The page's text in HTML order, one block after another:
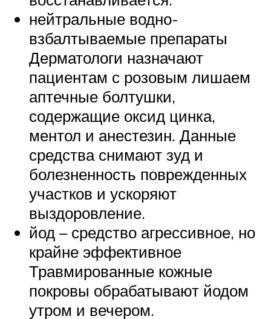
нейтральные водно-
взбалтываемые препараты
Дерматологи назначают
пациентам с розовым лишаем
аптечные болтушки,
содержащие оксид цинка,
ментол и анестезин. Данные
средства снимают зуд и
болезненность поврежденных
участков и ускоряют
выздоровление.
йод – средство агрессивное, но
крайне эффективное
Травмированные кожные
покровы обрабатывают йодом
утром и вечером.